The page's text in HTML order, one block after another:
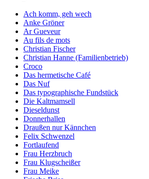
Ach komm, geh wech
Anke Gröner
Ar Gueveur
Au fils de mots
Christian Fischer
Christian Hanne (Familienbetrieb)
Croco
Das hermetische Café
Das Nuf
Das typographische Fundstück
Die Kaltmamsell
Dieseldunst
Donnerhallen
Draußen nur Kännchen
Felix Schwenzel
Fortlaufend
Frau Herzbruch
Frau Klugscheißer
Frau Meike